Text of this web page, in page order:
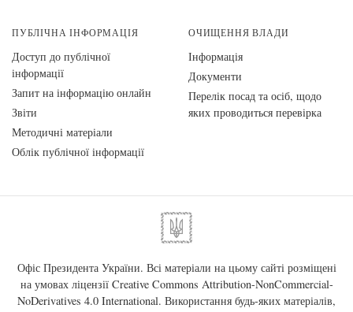
ПУБЛІЧНА ІНФОРМАЦІЯ
Доступ до публічної
інформації
Запит на інформацію онлайн
Звіти
Методичні матеріали
Облік публічної інформації
ОЧИЩЕННЯ ВЛАДИ
Інформація
Документи
Перелік посад та осіб, щодо
яких проводиться перевірка
Офіс Президента України. Всі матеріали на цьому сайті розміщені
на умовах ліцензії Creative Commons Attribution-NonCommercial-
NoDerivatives 4.0 International. Використання будь-яких матеріалів,